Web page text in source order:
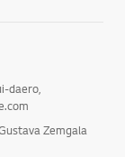
daero,
Zemgala